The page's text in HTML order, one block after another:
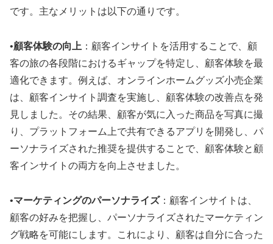
です。主なメリットは以下の通りです。
•顧客体験の向上 ：顧客インサイトを活用することで、顧
客の旅の各段階におけるギャップを特定し、顧客体験を最
適化できます。例えば、オンラインホームグッズ小売企業
は、顧客インサイト調査を実施し、顧客体験の改善点を発
見しました 。その結果、顧客が気に入った商品を写真に撮
り、プラットフォーム上で共有できるアプリを開発し、パ
ーソナライズされた推奨を提供することで、顧客体験と顧
客インサイトの両方を向上させました 。
•マーケティングのパーソナライズ：顧客インサイトは、
顧客の好みを把握し、パーソナライズされたマーケティン
グ戦略を可能にします。これにより、顧客は自分に合った